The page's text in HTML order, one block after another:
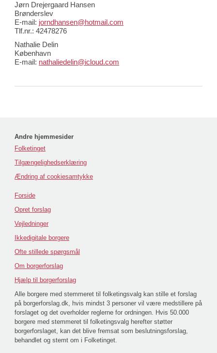
Jørn Drejergaard Hansen
Brønderslev
E-mail: jorndhansen@hotmail.com
Tlf.nr.: 42478276
Nathalie Delin
København
E-mail: nathaliedelin@icloud.com
Andre hjemmesider
Folketinget
Tilgængelighedserklæring
Ændring af cookiesamtykke
Forside
Opret forslag
Vejledninger
Ikkedigitale borgere
Ofte stillede spørgsmål
Om borgerforslag
Hjælp til borgerforslag
Alle borgere med stemmeret til folketingsvalg kan stille et forslag
på borgerforslag.dk, hvis mindst 3 personer vil være medstillere på
forslaget og det overholder reglerne for ordningen. Hvis 50.000
borgere med stemmeret til folketingsvalg herefter støtter
borgerforslaget, kan det blive fremsat som beslutningsforslag,
behandlet og stemt om i Folketinget.